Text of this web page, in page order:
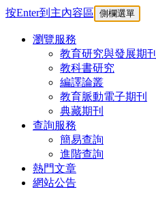
按Enter到主內容區 側欄選單
瀏覽服務
教育研究與發展期刊
教科書研究
編譯論叢
教育脈動電子期刊
典藏期刊
查詢服務
簡易查詢
進階查詢
熱門文章
網站公告